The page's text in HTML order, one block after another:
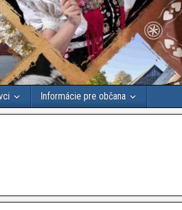
Informácie pre občana